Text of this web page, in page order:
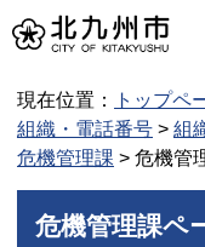
現在位置： トップペ
組織・電話番号 > 組
危機管理課 > 危機管
危機管理課ペ